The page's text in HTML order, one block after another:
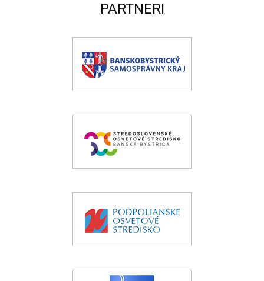
PARTNERI